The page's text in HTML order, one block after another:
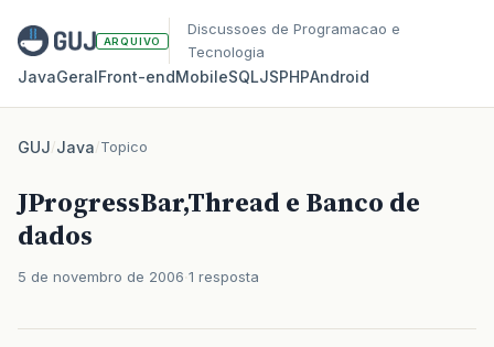
ARQUIVO
Discussoes de Programacao e
Tecnologia
JavaGeralFront‑endMobileSQLJSPHPAndroid
GUJ/Java/Topico
JProgressBar,Thread e Banco de
dados
5 de novembro de 2006 1 resposta